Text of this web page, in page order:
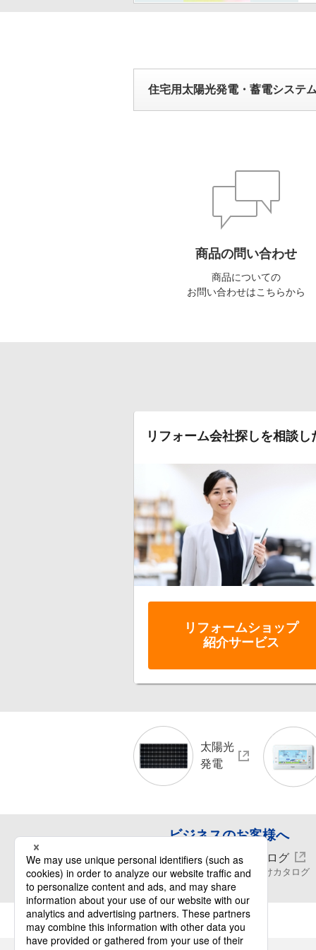
住宅用太陽光発電・蓄電システ
商品の問い合わせ
商品についての
お問い合わせはこちらから
リフォーム会社探しを相談し
リフォームショップ
紹介サービス
太陽光
発電
ビジネスのお客様へ
WEBカタログ
ビジネス向けカタログ
閲覧・請求